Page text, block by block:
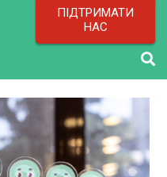
ПІДТРИМАТИ
НАС